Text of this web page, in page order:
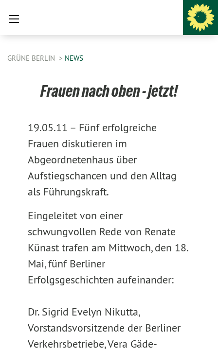
GRÜNE BERLIN NEWS
Frauen nach oben - jetzt!
19.05.11 – Fünf erfolgreiche
Frauen diskutieren im
Abgeordnetenhaus über
Aufstiegschancen und den Alltag
als Führungskraft.
Eingeleitet von einer
schwungvollen Rede von Renate
Künast trafen am Mittwoch, den 18.
Mai, fünf Berliner
Erfolgsgeschichten aufeinander:
Dr. Sigrid Evelyn Nikutta,
Vorstandsvorsitzende der Berliner
Verkehrsbetriebe, Vera Gäde-